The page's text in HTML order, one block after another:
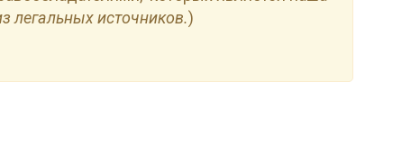
легальных источников.)